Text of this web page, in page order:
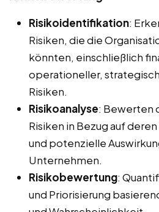
Risikoidentifikation:
Risiken, die die
könnten, einschließlich
operationeller,
Risiken.
Risikoanalyse: Bewerten
Risiken in Bezug auf
und potenzielle
Unternehmen.
Risikobewertung:
und Priorisierung